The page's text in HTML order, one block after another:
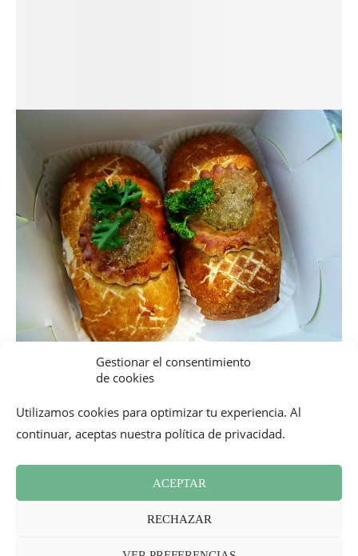
Gestionar el consentimiento
de cookies
Utilizamos cookies para optimizar tu experiencia. Al
continuar, aceptas nuestra política de privacidad.
ACEPTAR
RECHAZAR
Food Tour y buenos sitios en Luxemburgo